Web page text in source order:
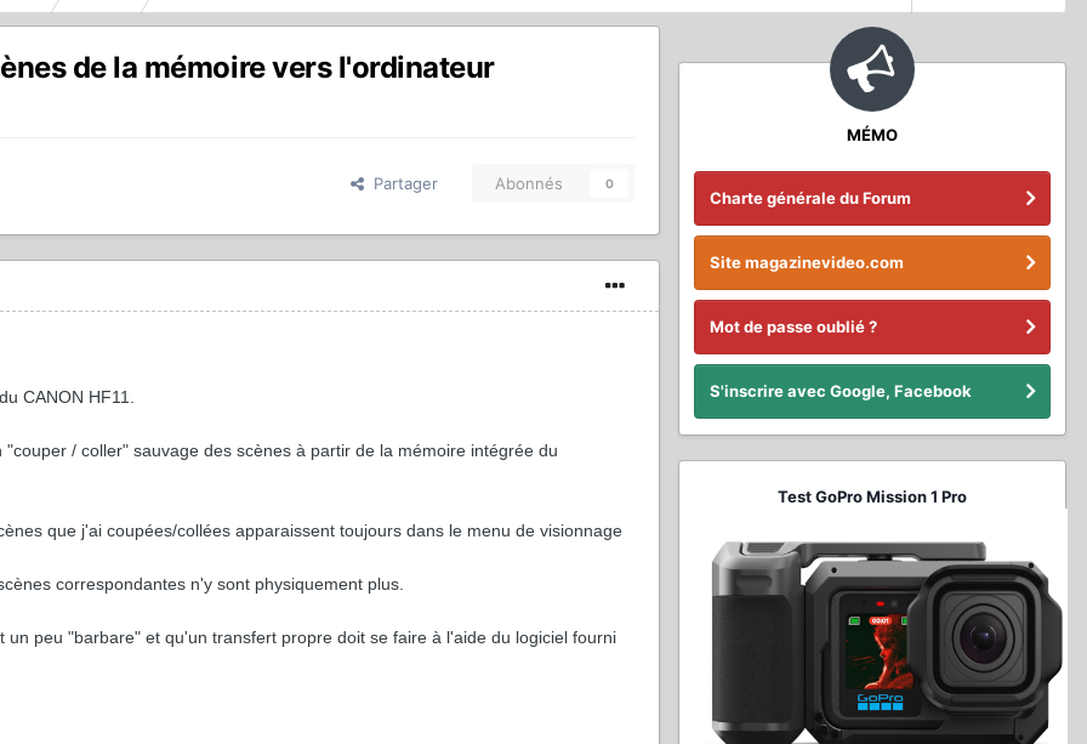
de la mémoire vers l'ordinateur
Partager Abonnés 0
CANON HF11.
/ coller" sauvage des scènes à partir de la mémoire intégrée du
que j'ai coupées/collées apparaissent toujours dans le menu de visionnage
correspondantes n'y sont physiquement plus.
un peu "barbare" et qu'un transfert propre doit se faire à l'aide du logiciel fourni
MÉMO
Charte générale du Forum
Site magazinevideo.com
Mot de passe oublié ?
S'inscrire avec Google, Facebook
Test GoPro Mission 1 Pro